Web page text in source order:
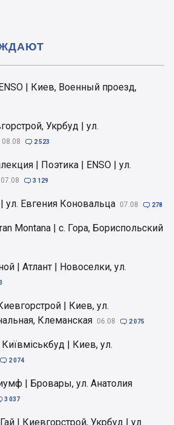
| Киев, Военный проезд,
Укрбуд | ул.
08.08  2 523
| Поэтика | ENSO | ул.
07.08  3 129
ул. Евгения Коновальца 07.08  278
Montana | с. Гора, Бориспольский
| Атлант | Новоселки, ул.
| Киев, ул.
Клеманская 06.08  2 075
| Киев, ул.
 2 074
| Бровары, ул. Анатолия
3 037
| Киевгорстрой, Укрбуд | ул.